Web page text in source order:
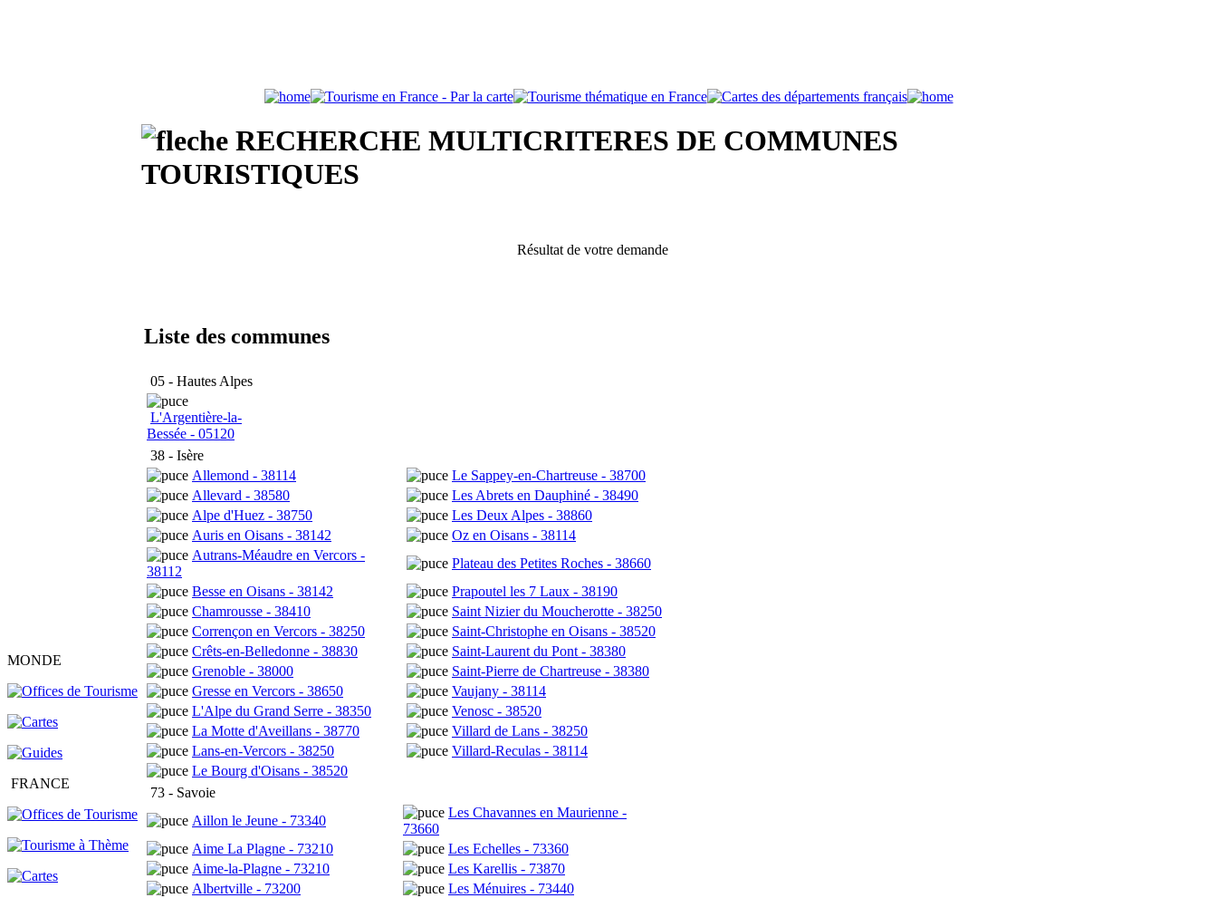
MONDE
FRANCE
RECHERCHE MULTICRITERES DE COMMUNES
TOURISTIQUES
Résultat de votre demande
Liste des communes
05 - Hautes Alpes
L'Argentière-la-
Bessée - 05120
38 - Isère
Allemond - 38114
Le Sappey-en-Chartreuse - 38700
Allevard - 38580
Les Abrets en Dauphiné - 38490
Alpe d'Huez - 38750
Les Deux Alpes - 38860
Auris en Oisans - 38142
Oz en Oisans - 38114
Autrans-Méaudre en Vercors -
38112
Plateau des Petites Roches - 38660
Besse en Oisans - 38142
Prapoutel les 7 Laux - 38190
Chamrousse - 38410
Saint Nizier du Moucherotte - 38250
Corrençon en Vercors - 38250
Saint-Christophe en Oisans - 38520
Crêts-en-Belledonne - 38830
Saint-Laurent du Pont - 38380
Grenoble - 38000
Saint-Pierre de Chartreuse - 38380
Gresse en Vercors - 38650
Vaujany - 38114
L'Alpe du Grand Serre - 38350
Venosc - 38520
La Motte d'Aveillans - 38770
Villard de Lans - 38250
Lans-en-Vercors - 38250
Villard-Reculas - 38114
Le Bourg d'Oisans - 38520
73 - Savoie
Aillon le Jeune - 73340
Les Chavannes en Maurienne -
73660
Aime La Plagne - 73210
Les Echelles - 73360
Aime-la-Plagne - 73210
Les Karellis - 73870
Albertville - 73200
Les Ménuires - 73440